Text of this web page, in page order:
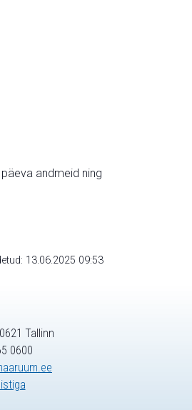
andmeid ning
13.06.2025 09:53
Tallinn
0600